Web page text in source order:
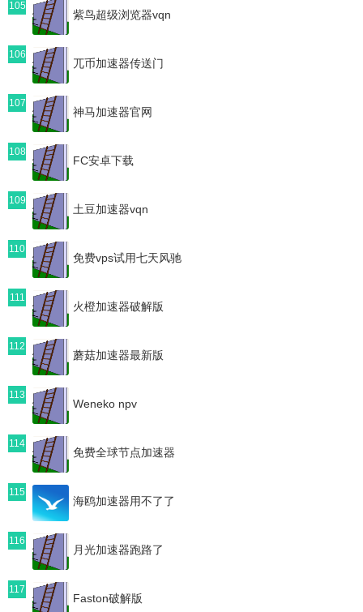
105
紫鸟超级浏览器vqn
106
兀币加速器传送门
107
神马加速器官网
108
FC安卓下载
109
土豆加速器vqn
110
免费vps试用七天风驰
111
火橙加速器破解版
112
蘑菇加速器最新版
113
Weneko npv
114
免费全球节点加速器
115
海鸥加速器用不了了
116
月光加速器跑路了
117
Faston破解版